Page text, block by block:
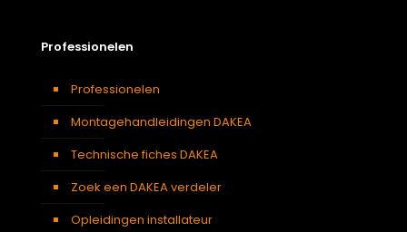
Professionelen
Professionelen
Montagehandleidingen DAKEA
Technische fiches DAKEA
Zoek een DAKEA verdeler
Opleidingen installateur